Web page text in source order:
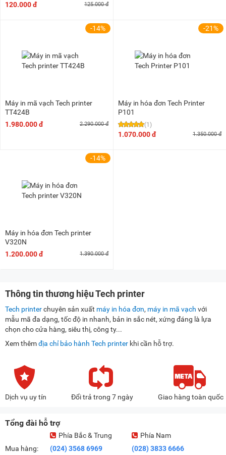
120.000 đ
125.000 đ
-14%
Máy in mã vạch Tech printer
TT424B
1.980.000 đ
2.290.000 đ
-21%
Máy in hóa đơn Tech Printer
P101
(1)
1.070.000 đ 1.350.000 đ
-14%
Máy in hóa đơn Tech printer
V320N
1.200.000 đ
1.390.000 đ
Thông tin thương hiệu Tech printer
Tech printerchuyên sản xuất máy in hóa đơn, máy in mã vạch với
mẫu mã đa dạng, tốc độ in nhanh, bản in sắc nét, xứng đáng là lựa
chọn cho cửa hàng, siêu thị, công ty...
Xem thêmđịa chỉ bảo hành Tech printer khi cần hỗ trợ.
Dịch vụ uy tín Đổi trả trong 7 ngày Giao hàng toàn quốc
Tổng đài hỗ trợ
Mua hàng:
Phía Bắc & Trung
(024) 3568 6969
Phía Nam
(028) 3833 6666